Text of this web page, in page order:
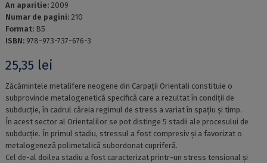
An aparitie: 2009
Numar de pagini: 210
Format: B5
ISBN: 978-973-737-676-3
25,35 lei
Zăcămintele metalifere neogene din Carpații Orientali constituie o
subprovincie metalogenetică specifică care a rezultat în condiții de
subducție, în cadrul căreia regimul de stress a variat în spațiu și timp.
În acest sector al Orientalilor se pot distinge 5 stadii ale procesului de
subducție. În primul stadiu, stressul a fost compresiv și a favorizat o
metalogeneză polimetalică subordonat cupriferă.
Cel de-al doilea stadiu a fost caracterizat printr-un stress tensional și